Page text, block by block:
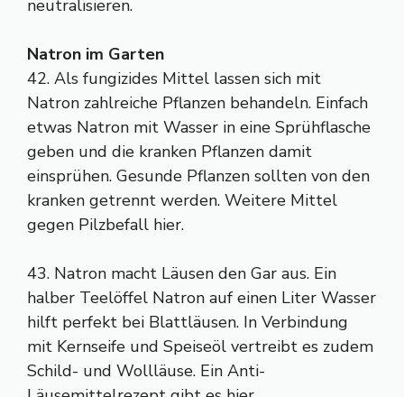
neutralisieren.
Natron im Garten
42. Als fungizides Mittel lassen sich mit
Natron zahlreiche Pflanzen behandeln. Einfach
etwas Natron mit Wasser in eine Sprühflasche
geben und die kranken Pflanzen damit
einsprühen. Gesunde Pflanzen sollten von den
kranken getrennt werden. Weitere Mittel
gegen Pilzbefall hier.
43. Natron macht Läusen den Gar aus. Ein
halber Teelöffel Natron auf einen Liter Wasser
hilft perfekt bei Blattläusen. In Verbindung
mit Kernseife und Speiseöl vertreibt es zudem
Schild- und Wollläuse. Ein Anti-